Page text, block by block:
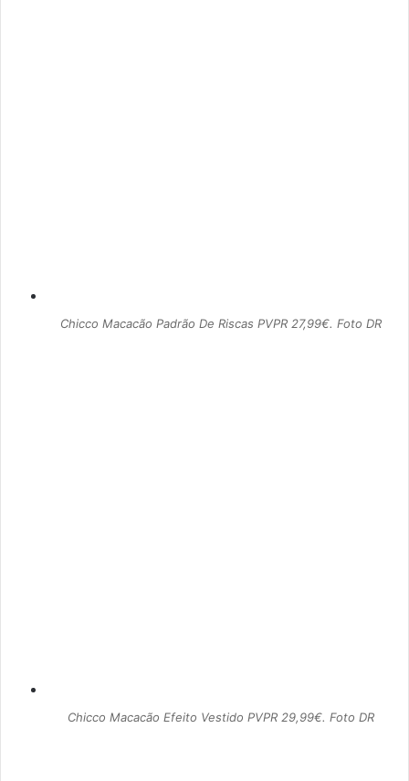
Chicco Macacão Padrão De Riscas PVPR 27,99€. Foto DR
Chicco Macacão Efeito Vestido PVPR 29,99€. Foto DR